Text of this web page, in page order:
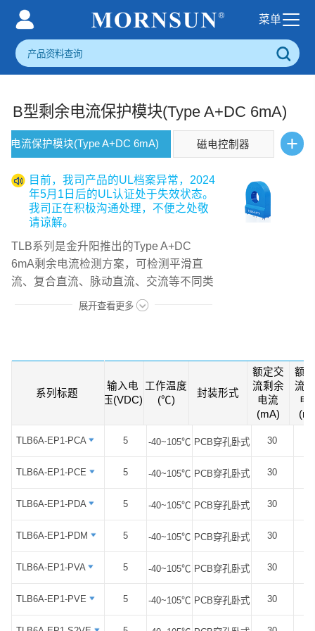
B型剩余电流保护模块(Type A+DC 6mA)
电流保护模块(Type A+DC 6mA) 磁电控制器 +
目前，我司产品的UL档案异常，2024
年5月1日后的UL认证处于失效状态。
我司正在积极沟通处理，不便之处敬
请谅解。
TLB系列是金升阳推出的Type A+DC
6mA剩余电流检测方案，可检测平滑直
流、复合直流、脉动直流、交流等不同类
型的剩余电流，该功能完美契合了充电桩
该系列产品特点：
2、Type A+DC 6mA剩余电流保护，检测
剩余电流类型齐全
4、满足IEC 61851-1、IEC62752、
5、支持客户应用系统专属定制
展开查看更多
系列标题
输入电
压(VDC)
工作温度
(℃)
封装形式
额定交
流剩余
电流
(mA)
额
流
电
TLB6A-EP1-PCA 5 -40~105℃ PCB穿孔卧式 30
TLB6A-EP1-PCE 5 -40~105℃ PCB穿孔卧式 30
TLB6A-EP1-PDA 5 -40~105℃ PCB穿孔卧式 30
TLB6A-EP1-PDM 5 -40~105℃ PCB穿孔卧式 30
TLB6A-EP1-PVA 5 -40~105℃ PCB穿孔卧式 30
TLB6A-EP1-PVE 5 -40~105℃ PCB穿孔卧式 30
系列标题
TLB6A-EP1-PCA
TLB6A-EP1-PCE
TLB6A-EP1-PDA
TLB6A-EP1-PDM
TLB6A-EP1-PVA
TLB6A-EP1-PVE